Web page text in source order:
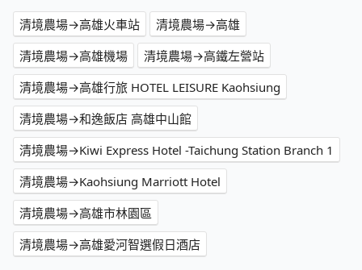
清境農場→高雄火車站
清境農場→高雄
清境農場→高雄機場
清境農場→高鐵左營站
清境農場→高雄行旅 HOTEL LEISURE Kaohsiung
清境農場→和逸飯店 高雄中山館
清境農場→Kiwi Express Hotel -Taichung Station Branch 1
清境農場→Kaohsiung Marriott Hotel
清境農場→高雄市林園區
清境農場→高雄愛河智選假日酒店